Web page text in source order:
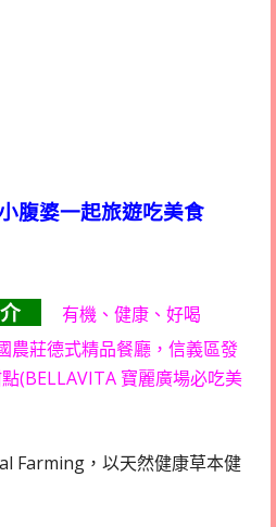
腹婆一起旅遊吃美食
有機、健康、好喝
Farming，以天然健康草本健